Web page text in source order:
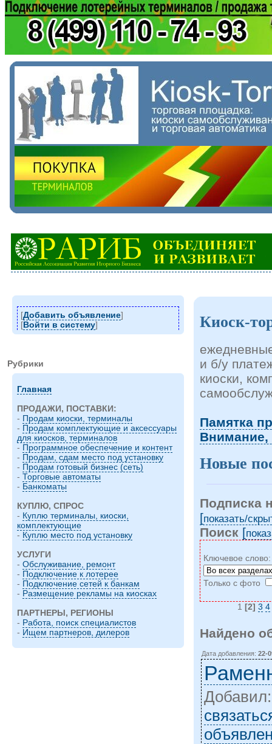
[Добавить объявление]
[Войти в систему]
Рубрики
Главная
ПРОДАЖИ, ПОСТАВКИ:
- Продам киоски, терминалы
- Продам комплектующие и аксессуары
для киосков, терминалов
- Программное обеспечение и контент
- Продам, сдам место под установку
- Продам готовый бизнес (сеть)
- Торговые автоматы
- Банкоматы
КУПЛЮ, СПРОС
- Куплю терминалы, киоски,
комплектующие
- Куплю место под установку
УСЛУГИ
- Обслуживание, ремонт
- Подключение к лотерее
- Подключение сетей к банкам
- Размещение рекламы на киосках
ПАРТНЕРЫ, РЕГИОНЫ
- Работа, поиск специалистов
- Ищем партнеров, дилеров
Киоск-
и б/у
киоски,
Памятка
Внимание,
Новые
Подписка
[показать/
Поиск [
Ключевое
Только с фото
1[2] 3 4
Найдено
Дата добавления:22-